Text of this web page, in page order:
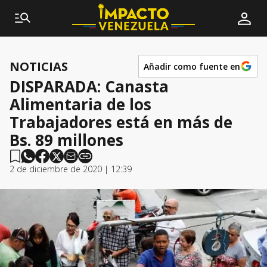
NOTICIAS Añadir como fuente en
DISPARADA: Canasta
Alimentaria de los
Trabajadores está en más de
Bs. 89 millones
2 de diciembre de 2020 | 12:39